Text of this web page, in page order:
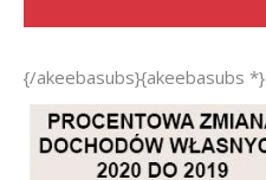
{/akeebasubs}{akeebasubs *}